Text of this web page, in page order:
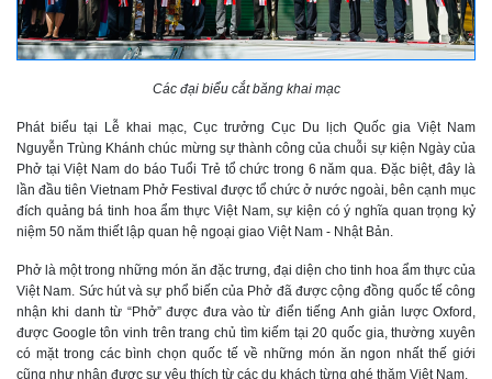
Các đại biểu cắt băng khai mạc
Phát biểu tại Lễ khai mạc, Cục trưởng Cục Du lịch Quốc gia Việt Nam
Nguyễn Trùng Khánh chúc mừng sự thành công của chuỗi sự kiện Ngày của
Phở tại Việt Nam do báo Tuổi Trẻ tổ chức trong 6 năm qua. Đặc biệt, đây là
lần đầu tiên Vietnam Phở Festival được tổ chức ở nước ngoài, bên cạnh mục
đích quảng bá tinh hoa ẩm thực Việt Nam, sự kiện có ý nghĩa quan trọng kỷ
niệm 50 năm thiết lập quan hệ ngoại giao Việt Nam - Nhật Bản.
Phở là một trong những món ăn đặc trưng, đại diện cho tinh hoa ẩm thực của
Việt Nam. Sức hút và sự phổ biến của Phở đã được cộng đồng quốc tế công
nhận khi danh từ “Phở” được đưa vào từ điển tiếng Anh giản lược Oxford,
được Google tôn vinh trên trang chủ tìm kiếm tại 20 quốc gia, thường xuyên
có mặt trong các bình chọn quốc tế về những món ăn ngon nhất thế giới
cũng như nhận được sự yêu thích từ các du khách từng ghé thăm Việt Nam.